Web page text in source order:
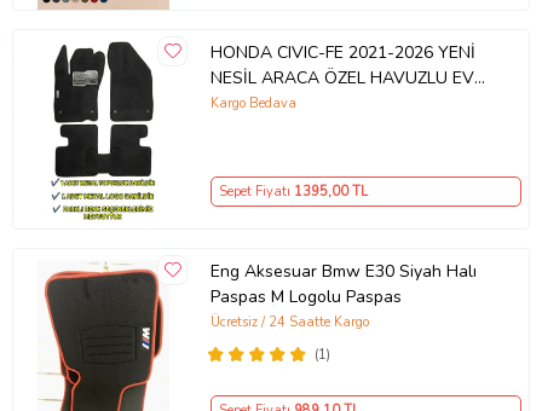
HONDA CIVIC-FE 2021-2026 YENİ
NESİL ARACA ÖZEL HAVUZLU EVA
OTO PASPAS
Kargo Bedava
Sepet Fiyatı 1395,00 TL
Eng Aksesuar Bmw E30 Siyah Halı
Paspas M Logolu Paspas
(1)
Ücretsiz / 24 Saatte Kargo